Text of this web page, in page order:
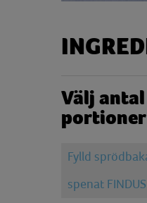
Välj antal
portioner
Fylld
spenat